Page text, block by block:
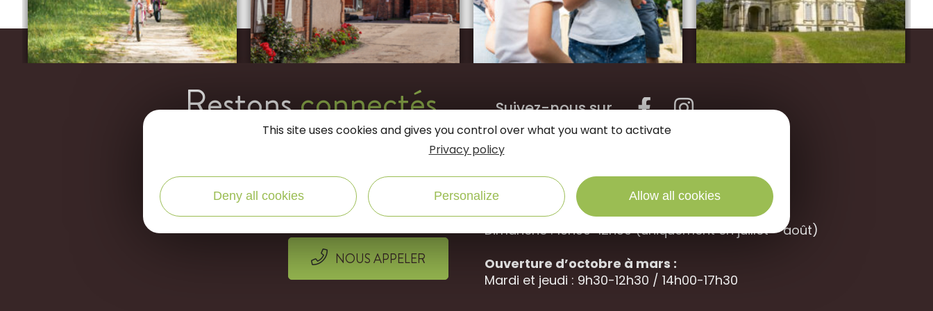
Restonsconnectés Suivez-nous sur
NOUS ÉCRIRE
NOUS APPELER
Office de Tourisme des Portes de Sologne
Ouverture d’avril à septembre
Du mardi au samedi : 9h30-12h30 / 14h00-18h00
Dimanche : 10h00-12h30 (uniquement en juillet – août)
Ouverture d’octobre à mars :
Mardi et jeudi : 9h30-12h30 / 14h00-17h30
This site uses cookies and gives you control over what you want to activate
Privacy policy
Allow all cookies
Personalize
Deny all cookies